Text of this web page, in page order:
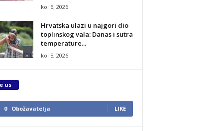
kol 6, 2026
Hrvatska ulazi u najgori dio
toplinskog vala: Danas i sutra
temperature...
kol 5, 2026
us
0 Obožavatelja LIKE